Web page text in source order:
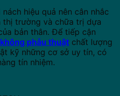
hiệu quả nên cân nhắc
trường và chữa trị dựa
bản thân. Để tiếp cận
phẫu thuật chất lượng
kỹ những cơ sở uy tín, có
tín nhiệm.